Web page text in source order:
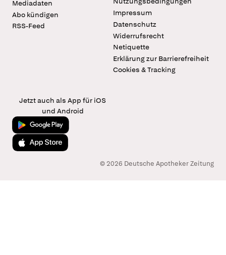
Mediadaten
Abo kündigen
RSS-Feed
Impressum
Datenschutz
Widerrufsrecht
Netiquette
Erklärung zur Barrierefreiheit
Cookies & Tracking
Jetzt auch als App für iOS
und Android
Jetzt bei Google Play
Laden im App Store
© 2026 Deutsche Apotheker Zeitung